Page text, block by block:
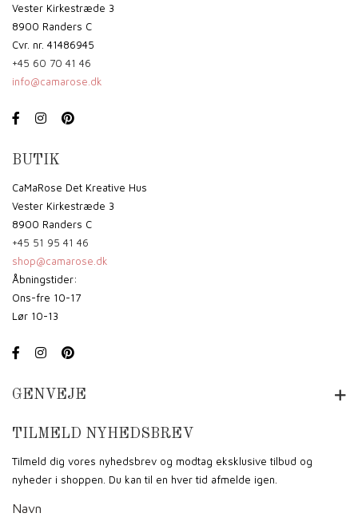
Vester Kirkestræde 3
8900 Randers C
Cvr. nr. 41486945
+45 60 70 41 46
info@camarose.dk
BUTIK
CaMaRose Det Kreative Hus
Vester Kirkestræde 3
8900 Randers C
+45 51 95 41 46
shop@camarose.dk
Åbningstider:
Ons-fre 10-17
Lør 10-13
GENVEJE
TILMELD NYHEDSBREV
Tilmeld dig vores nyhedsbrev og modtag eksklusive tilbud og
nyheder i shoppen. Du kan til en hver tid afmelde igen.